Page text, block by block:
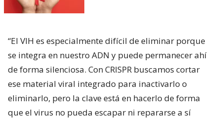
“El VIH es especialmente difícil de eliminar porque
se integra en nuestro ADN y puede permanecer ahí
de forma silenciosa. Con CRISPR buscamos cortar
ese material viral integrado para inactivarlo o
eliminarlo, pero la clave está en hacerlo de forma
que el virus no pueda escapar ni repararse a sí